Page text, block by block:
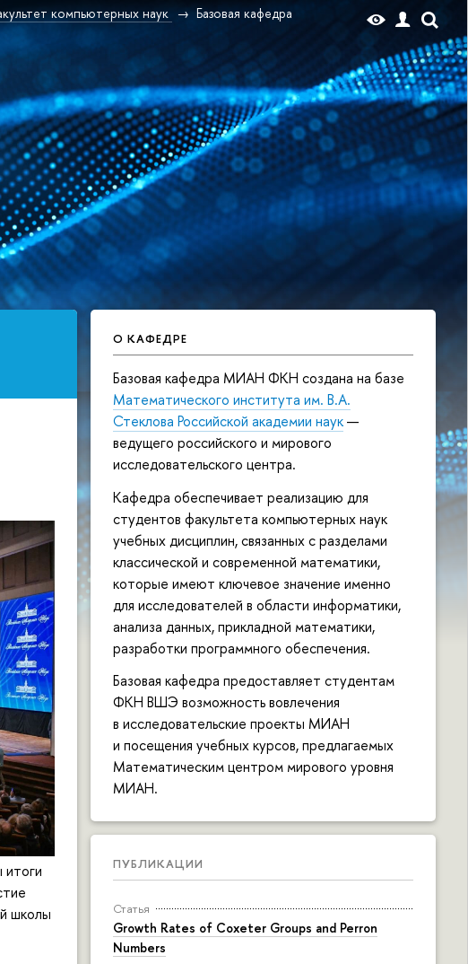
компьютерных наук
Базовая кафедра
О КАФЕДРЕ
Базовая кафедра МИАН ФКН создана на базе
Математического института им. В.А.
Стеклова Российской академии наук—
ведущего российского и мирового
исследовательского центра.
Кафедра обеспечивает реализацию для
студентов факультета компьютерных наук
учебных дисциплин, связанных с разделами
классической и современной математики,
которые имеют ключевое значение именно
для исследователей в области информатики,
анализа данных, прикладной математики,
разработки программного обеспечения.
Базовая кафедра предоставляет студентам
ФКН ВШЭ возможность вовлечения
в исследовательские проекты МИАН
и посещения учебных курсов, предлагаемых
Математическим центром мирового уровня
МИАН.
ПУБЛИКАЦИИ
Статья
Growth Rates of Coxeter Groups and Perron
Numbers
школы